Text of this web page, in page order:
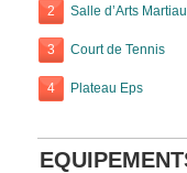
2 Salle d’Arts
3 Court de Tennis
4 Plateau Eps